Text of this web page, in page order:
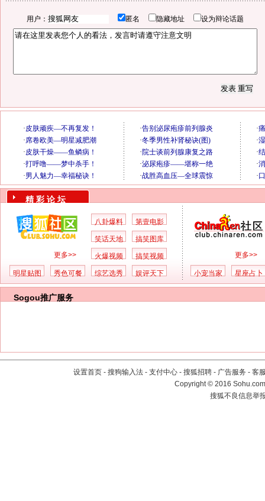
用户： 匿名 隐藏地址 设为辩论话题
精 彩 论 坛
更多>>
八卦爆料 第壹电影
笑话天地 搞笑图库
火爆视频 搞笑视频
明星贴图 秀色可餐 综艺选秀 娱评天下
更多>>
小宠当家 星座占卜
Sogou推广服务
设置首页 - 搜狗输入法 - 支付中心 - 搜狐招聘 - 广告服务 - 客
Copyright©2016
搜狐不良信息举